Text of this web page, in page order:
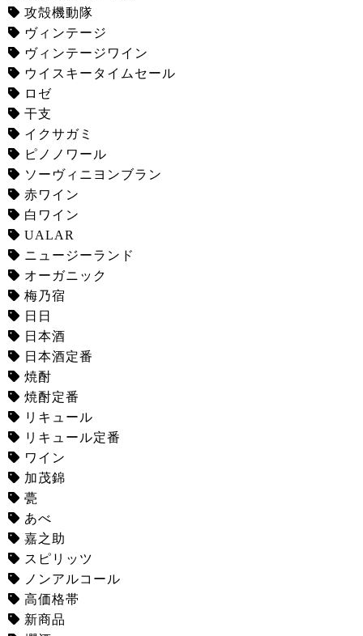
攻殻機動隊
ヴィンテージ
ヴィンテージワイン
ウイスキータイムセール
ロゼ
干支
イクサガミ
ピノノワール
ソーヴィニヨンブラン
赤ワイン
白ワイン
UALAR
ニュージーランド
オーガニック
梅乃宿
日日
日本酒
日本酒定番
焼酎
焼酎定番
リキュール
リキュール定番
ワイン
加茂錦
甍
あべ
嘉之助
スピリッツ
ノンアルコール
高価格帯
新商品